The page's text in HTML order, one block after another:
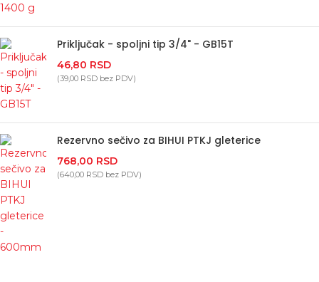
Priključak - spoljni tip 3/4" - GB15T
46,80 RSD
(39,00 RSD bez PDV)
Rezervno sečivo za BIHUI PTKJ gleterice
768,00 RSD
(640,00 RSD bez PDV)